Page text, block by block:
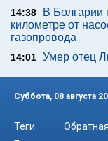
14:38
В Болгарии
километре от
газопровода
14:01 Умер отец
Суббота, 08 августа
Теги